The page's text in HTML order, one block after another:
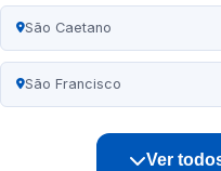
São Caetano
São Francisco
Ver